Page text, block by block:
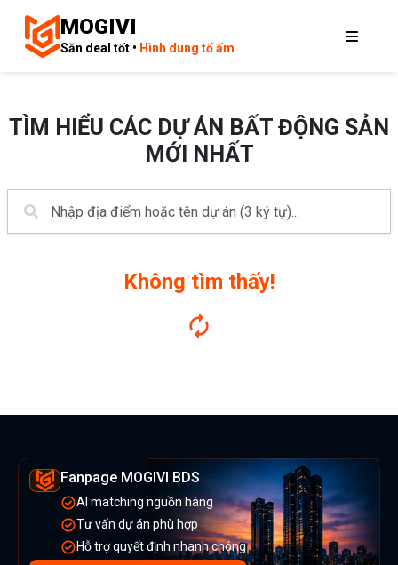
MOGIVI
Săn deal tốt • Hình dung tổ ấm
TÌM HIỂU CÁC DỰ ÁN BẤT ĐỘNG SẢN
MỚI NHẤT
Không tìm thấy!
Fanpage MOGIVI BDS
AI matching nguồn hàng
Tư vấn dự án phù hợp
Hỗ trợ quyết định nhanh chóng